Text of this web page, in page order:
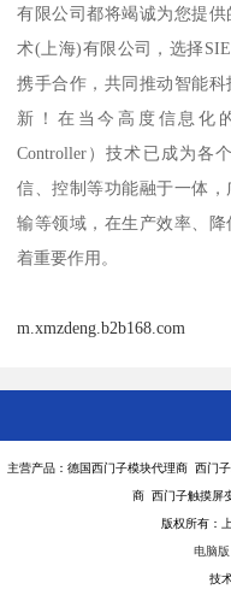
有限公司都将竭诚为您提
术(上海)有限公司，选择
携手合作，共同推动智能
新！在当今高度信息化的
Controller）技术已成为各
信、控制等功能融于一体
输等领域，在生产效率、
着重要作用。
m.xmzdeng.b2b168.com
主营产品：德国西门子模块代理商 西门
商 西门子触摸屏
版权所有：
电脑版
技